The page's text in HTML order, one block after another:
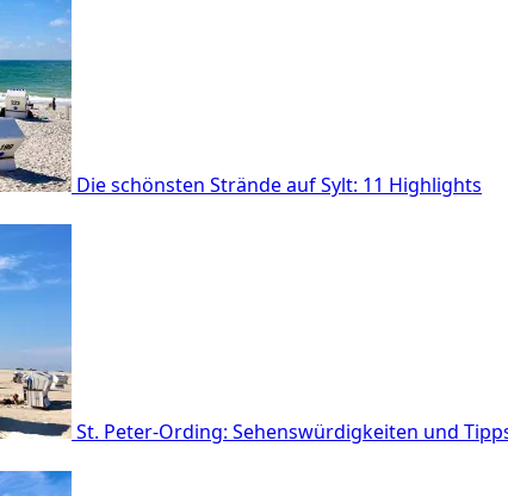
Die schönsten Strände auf Sylt: 11 Highlights
St. Peter-Ording: Sehenswürdigkeiten und